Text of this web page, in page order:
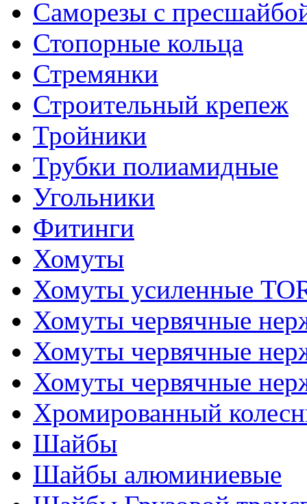
Саморезы с
Стопорные кольца
Стремянки
Строительный крепеж
Тройники
Трубки полиамидные
Угольники
Фитинги
Хомуты
Хомуты усиленные
Хомуты червячные
Хомуты червячные
Хомуты червячные
Хромированный
Шайбы
Шайбы алюминиевые